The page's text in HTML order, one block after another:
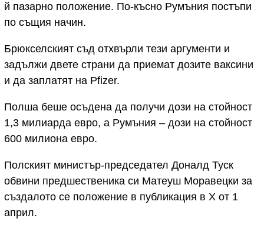
й пазарно положение. По-късно Румъния постъпи
по същия начин.
Брюкселският съд отхвърли тези аргументи и
задължи двете страни да приемат дозите ваксини
и да заплатят на Pfizer.
Полша беше осъдена да получи дози на стойност
1,3 милиарда евро, а Румъния – дози на стойност
600 милиона евро.
Полският министър-председател Доналд Туск
обвини предшественика си Матеуш Моравецки за
създалото се положение в публикация в X от 1
април.